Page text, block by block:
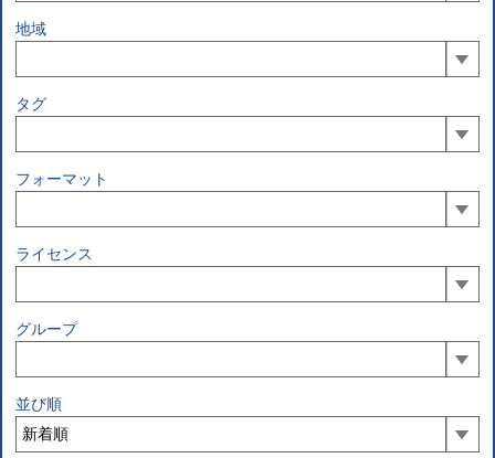
地域
タグ
フォーマット
ライセンス
グループ
並び順